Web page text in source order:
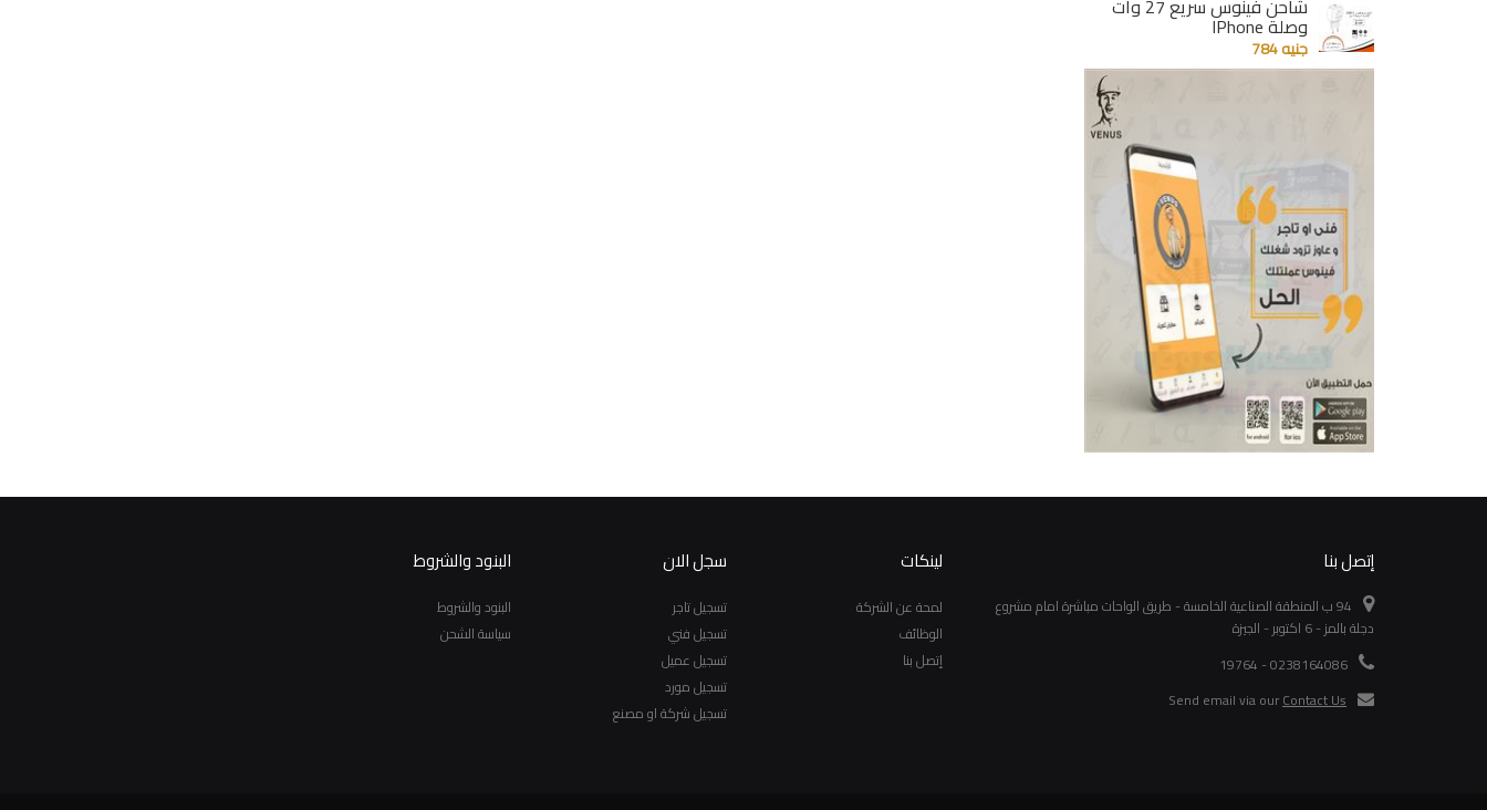
شاحن فينوس سريع 27 وات
وصلة IPhone
جنيه 784
إتصل بنا
94 ب المنطقة الصناعية الخامسة - طريق الواحات مباشرة امام مشروع
دجلة بالمز - 6 اكتوبر - الجيزة
0238164086 - 19764
Send email via ourContact Us
لينكات
لمحة عن الشركة
الوظائف
إتصل بنا
سجل الان
تسجيل تاجر
تسجيل فني
تسجيل عميل
تسجيل مورد
تسجيل شركة او مصنع
البنود والشروط
البنود والشروط
سياسة الشحن